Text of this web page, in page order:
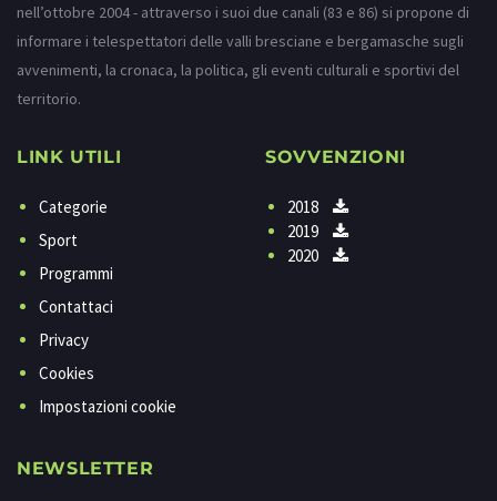
nell’ottobre 2004 - attraverso i suoi due canali (83 e 86) si propone di
informare i telespettatori delle valli bresciane e bergamasche sugli
avvenimenti, la cronaca, la politica, gli eventi culturali e sportivi del
territorio.
LINK UTILI
Categorie
Sport
Programmi
Contattaci
Privacy
Cookies
Impostazioni cookie
SOVVENZIONI
2018
2019
2020
NEWSLETTER